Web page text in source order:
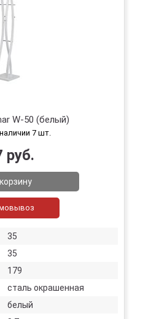
W-50 (белый)
7 шт.
руб.
35
35
179
сталь окрашенная
белый